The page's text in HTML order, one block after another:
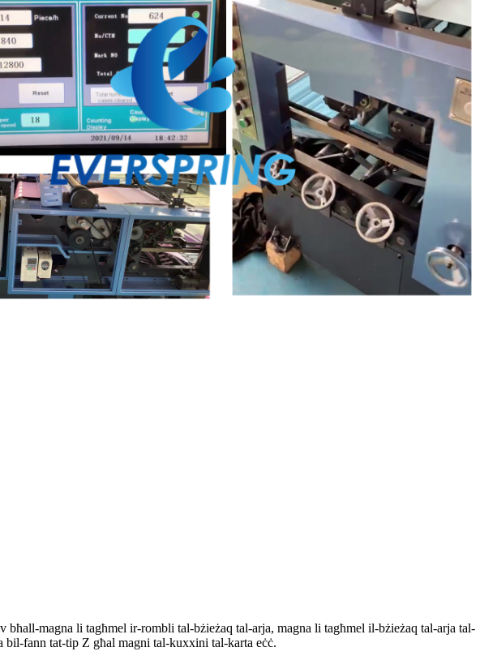
magna li tagħmel ir-rombli tal-bżieżaq tal-arja, magna li tagħmel il-bżieżaq tal-arja tal-
bil-fann tat-tip Z għal magni tal-kuxxini tal-karta eċċ.